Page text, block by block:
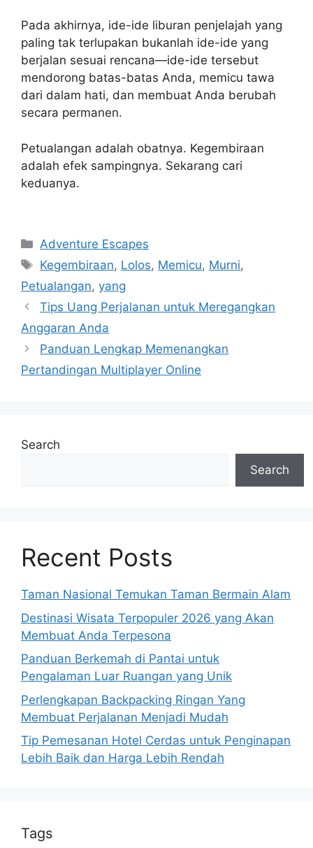
Pada akhirnya, ide-ide liburan penjelajah yang
paling tak terlupakan bukanlah ide-ide yang
berjalan sesuai rencana—ide-ide tersebut
mendorong batas-batas Anda, memicu tawa
dari dalam hati, dan membuat Anda berubah
secara permanen.
Petualangan adalah obatnya. Kegembiraan
adalah efek sampingnya. Sekarang cari
keduanya.
posCategories
Adventure Escapes
Tags
Kegembiraan, Lolos, Memicu, Murni,
Petualangan, yang
Tips Uang Perjalanan untuk Meregangkan
Anggaran Anda
Panduan Lengkap Memenangkan
Pertandingan Multiplayer Online
Search
Search
Recent Posts
Taman Nasional Temukan Taman Bermain Alam
Destinasi Wisata Terpopuler 2026 yang Akan
Membuat Anda Terpesona
Panduan Berkemah di Pantai untuk
Pengalaman Luar Ruangan yang Unik
Perlengkapan Backpacking Ringan Yang
Membuat Perjalanan Menjadi Mudah
Tip Pemesanan Hotel Cerdas untuk Penginapan
Lebih Baik dan Harga Lebih Rendah
Tags